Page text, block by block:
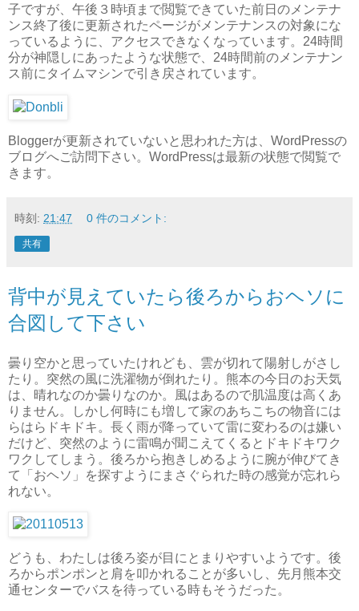
子ですが、午後３時頃まで閲覧できていた前日のメンテナ
ンス終了後に更新されたページがメンテナンスの対象にな
っているように、アクセスできなくなっています。24時間
分が神隠しにあったような状態で、24時間前のメンテナン
ス前にタイムマシンで引き戻されています。
Bloggerが更新されていないと思われた方は、WordPressの
ブログへご訪問下さい。WordPressは最新の状態で閲覧で
きます。
時刻: 21:47 0 件のコメント:
共有
背中が見えていたら後ろからおヘソに
合図して下さい
曇り空かと思っていたけれども、雲が切れて陽射しがさし
たり。突然の風に洗濯物が倒れたり。熊本の今日のお天気
は、晴れなのか曇りなのか。風はあるので肌温度は高くあ
りません。しかし何時にも増して家のあちこちの物音には
らはらドキドキ。長く雨が降っていて雷に変わるのは嫌い
だけど、突然のように雷鳴が聞こえてくるとドキドキワク
ワクしてしまう。後ろから抱きしめるように腕が伸びてき
て「おヘソ」を探すようにまさぐられた時の感覚が忘れら
れない。
どうも、わたしは後ろ姿が目にとまりやすいようです。後
ろからポンポンと肩を叩かれることが多いし、先月熊本交
通センターでバスを待っている時もそうだった。